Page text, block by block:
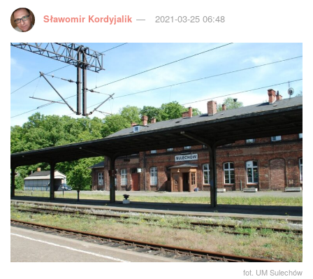
Sławomir Kordyjalik 2021-03-25 06:48
fot. UM Sulechów